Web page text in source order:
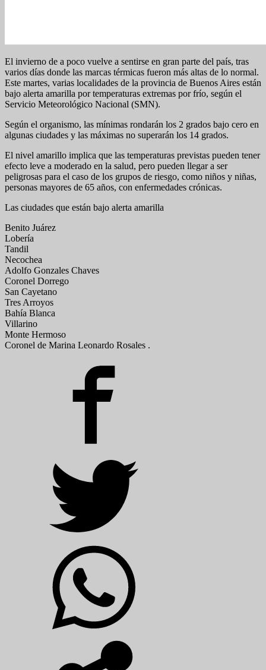
El invierno de a poco vuelve a sentirse en gran parte del país, tras
varios días donde las marcas térmicas fueron más altas de lo normal.
Este martes, varias localidades de la provincia de Buenos Aires están
bajo alerta amarilla por temperaturas extremas por frío, según el
Servicio Meteorológico Nacional (SMN).
Según el organismo, las mínimas rondarán los 2 grados bajo cero en
algunas ciudades y las máximas no superarán los 14 grados.
El nivel amarillo implica que las temperaturas previstas pueden tener
efecto leve a moderado en la salud, pero pueden llegar a ser
peligrosas para el caso de los grupos de riesgo, como niños y niñas,
personas mayores de 65 años, con enfermedades crónicas.
Las ciudades que están bajo alerta amarilla
Benito Juárez
Lobería
Tandil
Necochea
Adolfo Gonzales Chaves
Coronel Dorrego
San Cayetano
Tres Arroyos
Bahía Blanca
Villarino
Monte Hermoso
Coronel de Marina Leonardo Rosales .